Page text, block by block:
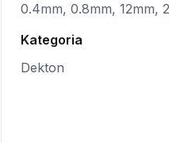
0.4mm, 0.8mm, 12mm,
Kategoria
Dekton